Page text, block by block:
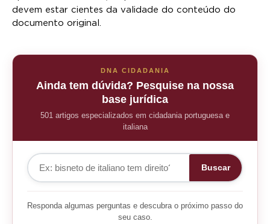
devem estar cientes da validade do conteúdo do
documento original.
DNA CIDADANIA
Ainda tem dúvida? Pesquise na nossa
base jurídica
501 artigos especializados em cidadania portuguesa e
italiana
Buscar
Responda algumas perguntas e descubra o próximo passo do
seu caso.